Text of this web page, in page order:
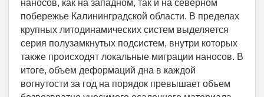
наносов, как на западном, так и на северном
побережье Калининградской области. В пределах
крупных литодинамических систем выделяется
серия полузамкнутых подсистем, внутри которых
также происходят локальные миграции наносов. В
итоге, объем деформаций дна в каждой
вогнутости за год на порядок превышает объем